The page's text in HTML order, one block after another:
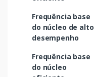
Frequência base
do núcleo de alto
desempenho
Frequência base
do núcleo